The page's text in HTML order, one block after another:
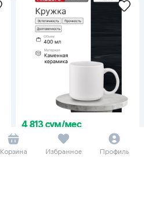
4 813 сум/мес
Кружки Ardesto Trento, белый
Корзина Избранное Профиль